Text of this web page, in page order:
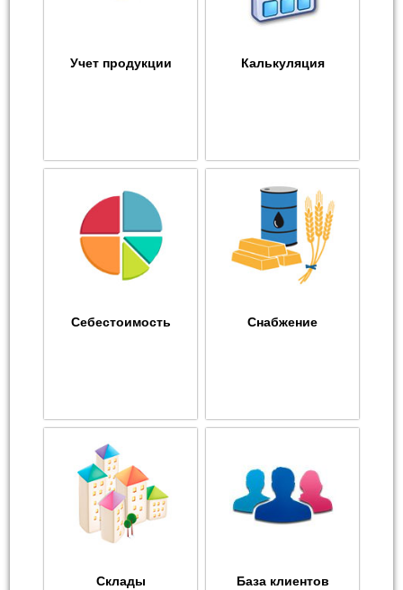
Учет продукции Калькуляция
Себестоимость Снабжение
Склады База клиентов